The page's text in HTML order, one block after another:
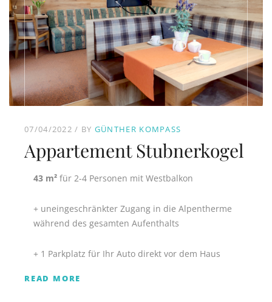
07/04/2022 BY GÜNTHER KOMPASS
Appartement Stubnerkogel
43 m² für 2-4 Personen mit Westbalkon
+ uneingeschränkter Zugang in die Alpentherme
während des gesamten Aufenthalts
+ 1 Parkplatz für Ihr Auto direkt vor dem Haus
READ MORE